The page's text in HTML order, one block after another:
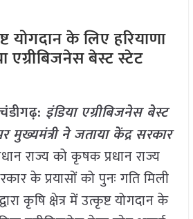
योगदान के लिए हरियाणा
एग्रीबिजनेस बेस्ट स्टेट
इंडिया एग्रीबिजनेस बेस्ट
मुख्यमंत्री ने जताया केंद्र सरकार
राज्य को कृषक प्रधान राज्य
के प्रयासों को पुनः गति मिली
कृषि क्षेत्र में उत्कृष्ट योगदान के